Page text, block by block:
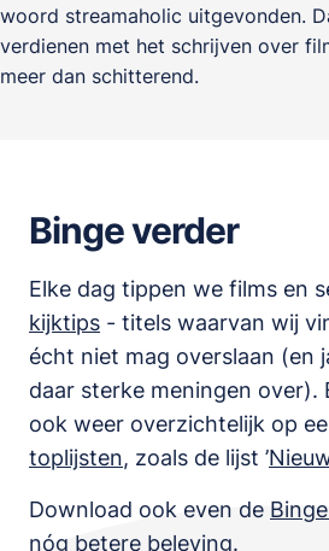
woord streamaholic uitgevonden.
verdienen met het schrijven over
meer dan schitterend.
Binge verder
Elke dag tippen we films en
kijktips - titels waarvan wij
écht niet mag overslaan (en
daar sterke meningen over).
ook weer overzichtelijk op
toplijsten, zoals de lijst ’
Download ook even de
nóg betere beleving.